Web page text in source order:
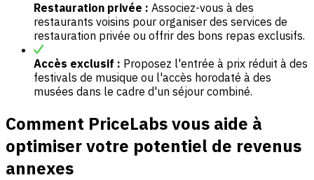
Restauration privée : Associez-vous à des
restaurants voisins pour organiser des services de
restauration privée ou offrir des bons repas exclusifs.
Accès exclusif : Proposez l'entrée à prix réduit à des
festivals de musique ou l'accès horodaté à des
musées dans le cadre d'un séjour combiné.
Comment PriceLabs vous aide à
optimiser votre potentiel de revenus
annexes